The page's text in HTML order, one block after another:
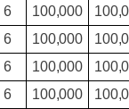
6 100,000
6 100,000
6 100,000
6 100,000